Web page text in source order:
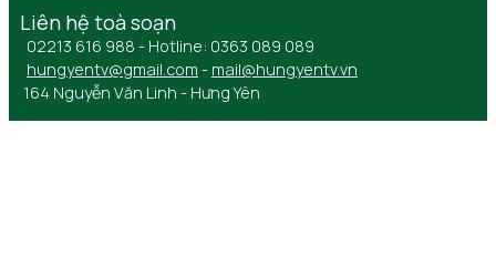
Liên hệ toà soạn
02213 616 988 - Hotline: 0363 089 089
hungyentv@gmail.com - mail@hungyentv.vn
164 Nguyễn Văn Linh - Hưng Yên